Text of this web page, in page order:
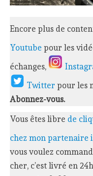
Encore plus de
Youtube pour les
échanges,
Twitterpour les
Abonnez-vous.
Vous êtes libre de
chez mon partenaire
vous voulez
cher, c’est livré en